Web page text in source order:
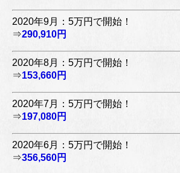
2020年9月：5万円で開始！
⇒290,910円
2020年8月：5万円で開始！
⇒153,660円
2020年7月：5万円で開始！
⇒197,080円
2020年6月：5万円で開始！
⇒356,560円